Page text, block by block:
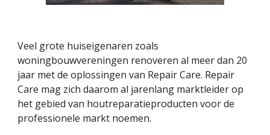
Veel grote huiseigenaren zoals
woningbouwvereningen renoveren al meer dan 20
jaar met de oplossingen van Repair Care. Repair
Care mag zich daarom al jarenlang marktleider op
het gebied van houtreparatieproducten voor de
professionele markt noemen.